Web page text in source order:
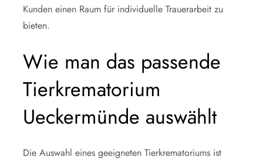
Kunden einen Raum für individuelle Trauerarbeit zu
bieten.
Wie man das passende
Tierkrematorium
Ueckermünde auswählt
Die Auswahl eines geeigneten Tierkrematoriums ist